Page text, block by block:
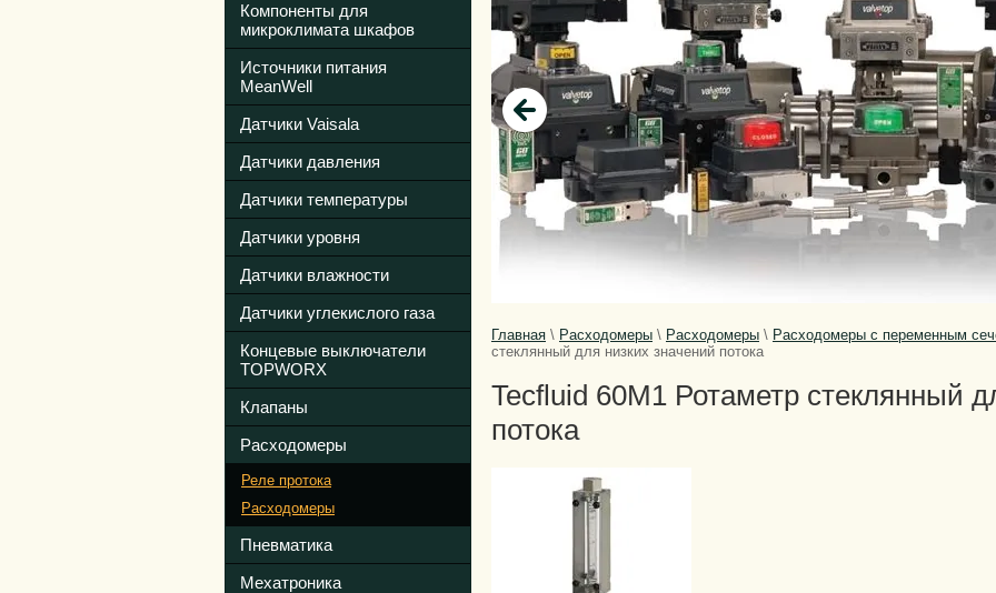
Компоненты для
микроклимата шкафов
Источники питания
MeanWell
Датчики Vaisala
Датчики давления
Датчики температуры
Датчики уровня
Датчики влажности
Датчики углекислого газа
Концевые выключатели
TOPWORX
Клапаны
Расходомеры
Реле протока
Расходомеры
Пневматика
Мехатроника
Главная \ Расходомеры \ Расходомеры \ Расходомеры с переменным
стеклянный для низких значений потока
Tecfluid 60M1 Ротаметр стеклянный
потока